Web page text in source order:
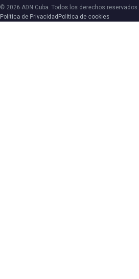
© 2026 ADN Cuba. Todos los derechos reservados.
Política de Privacidad Política de cookies